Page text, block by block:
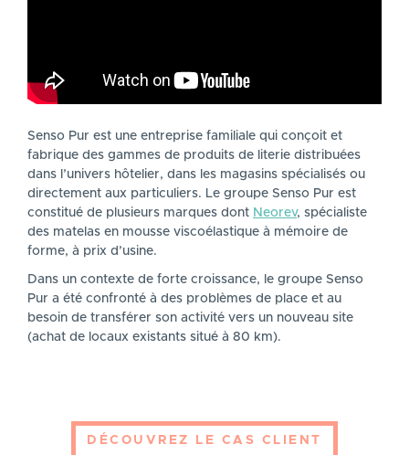
DESCRIPTION
Senso Pur est une entreprise familiale qui conçoit et
fabrique des gammes de produits de literie distribuées
dans l’univers hôtelier, dans les magasins spécialisés ou
directement aux particuliers. Le groupe Senso Pur est
constitué de plusieurs marques dont Neorev, spécialiste
des matelas en mousse viscoélastique à mémoire de
forme, à prix d’usine.
Dans un contexte de forte croissance, le groupe Senso
Pur a été confronté à des problèmes de place et au
besoin de transférer son activité vers un nouveau site
(achat de locaux existants situé à 80 km).
DÉCOUVREZ LE CAS CLIENT